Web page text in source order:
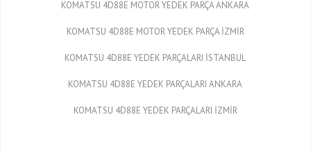
KOMATSU 4D88E MOTOR YEDEK PARÇA ANKARA
KOMATSU 4D88E MOTOR YEDEK PARÇA İZMİR
KOMATSU 4D88E YEDEK PARÇALARI İSTANBUL
KOMATSU 4D88E YEDEK PARÇALARI ANKARA
KOMATSU 4D88E YEDEK PARÇALARI İZMİR